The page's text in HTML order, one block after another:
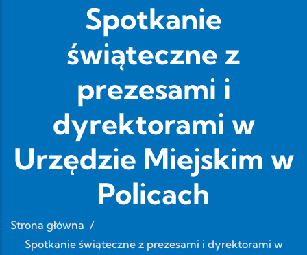
Spotkanie
świąteczne z
prezesami i
dyrektorami w
Urzędzie Miejskim w
Policach
Strona główna /
Spotkanie świąteczne z prezesami i dyrektorami w